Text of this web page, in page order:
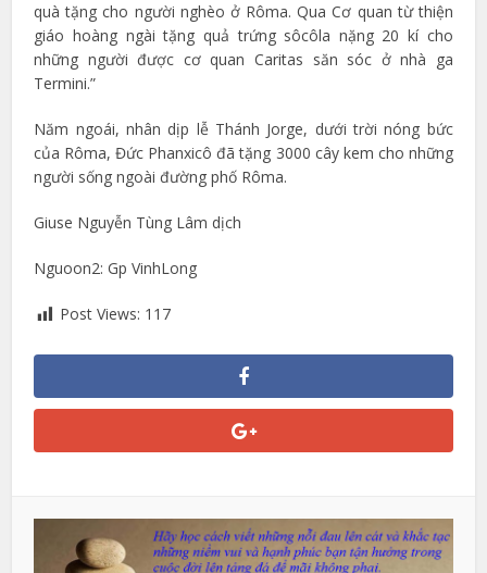
quà tặng cho người nghèo ở Rôma. Qua Cơ quan từ thiện
giáo hoàng ngài tặng quả trứng sôcôla nặng 20 kí cho
những người được cơ quan Caritas săn sóc ở nhà ga
Termini.”
Năm ngoái, nhân dịp lễ Thánh Jorge, dưới trời nóng bức
của Rôma, Đức Phanxicô đã tặng 3000 cây kem cho những
người sống ngoài đường phố Rôma.
Giuse Nguyễn Tùng Lâm dịch
Nguoon2: Gp VinhLong
Post Views: 117